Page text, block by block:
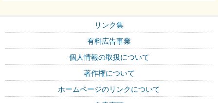
リンク集
有料広告事業
個人情報の取扱について
著作権について
ホームページのリンクについて